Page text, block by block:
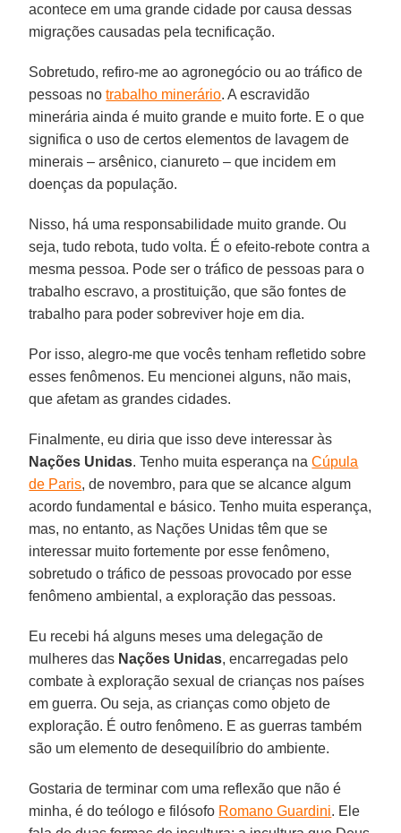
acontece em uma grande cidade por causa dessas
migrações causadas pela tecnificação.
Sobretudo, refiro-me ao agronegócio ou ao tráfico de
pessoas notrabalho minerário. A escravidão
minerária ainda é muito grande e muito forte. E o que
significa o uso de certos elementos de lavagem de
minerais – arsênico, cianureto – que incidem em
doenças da população.
Nisso, há uma responsabilidade muito grande. Ou
seja, tudo rebota, tudo volta. É o efeito-rebote contra a
mesma pessoa. Pode ser o tráfico de pessoas para o
trabalho escravo, a prostituição, que são fontes de
trabalho para poder sobreviver hoje em dia.
Por isso, alegro-me que vocês tenham refletido sobre
esses fenômenos. Eu mencionei alguns, não mais,
que afetam as grandes cidades.
Finalmente, eu diria que isso deve interessar às
Nações Unidas. Tenho muita esperança naCúpula
de Paris, de novembro, para que se alcance algum
acordo fundamental e básico. Tenho muita esperança,
mas, no entanto, as Nações Unidas têm que se
interessar muito fortemente por esse fenômeno,
sobretudo o tráfico de pessoas provocado por esse
fenômeno ambiental, a exploração das pessoas.
Eu recebi há alguns meses uma delegação de
mulheres das Nações Unidas, encarregadas pelo
combate à exploração sexual de crianças nos países
em guerra. Ou seja, as crianças como objeto de
exploração. É outro fenômeno. E as guerras também
são um elemento de desequilíbrio do ambiente.
Gostaria de terminar com uma reflexão que não é
minha, é do teólogo e filósofo Romano Guardini. Ele